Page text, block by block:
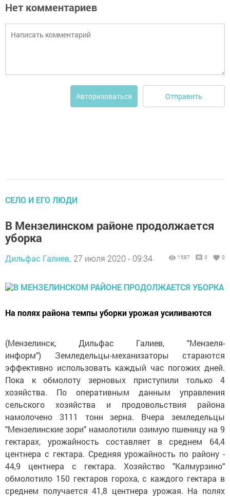
Нет комментариев
Авторизоваться Отправить
СЕЛО И ЕГО ЛЮДИ
В Мензелинском районе продолжается
уборка
Дильфас Галиев, 27 июля 2020 - 09:34 1587 0 0
На полях района темпы уборки урожая усиливаются
(Мензелинск, Дильфас Галиев, "Мензеля-
информ") Земледельцы-механизаторы стараются
эффективно использовать каждый час погожих дней.
Пока к обмолоту зерновых приступили только 4
хозяйства. По оперативным данным управления
сельского хозяйства и продовольствия района
намолочено 3111 тонн зерна. Вчера земледельцы
"Мензелинские зори" намолотили озимую пшеницу на 9
гектарах, урожайность составляет в среднем 64,4
центнера с гектара. Средняя урожайность по району -
44,9 центнера с гектара. Хозяйство "Калмурзино"
обмолотило 150 гектаров гороха, с каждого гектара в
среднем получается 41,8 центнера урожая. На полях